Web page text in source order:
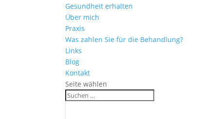
Gesundheit erhalten
Über mich
Praxis
Was zahlen Sie für die Behandlung?
Links
Blog
Kontakt
Seite wählen